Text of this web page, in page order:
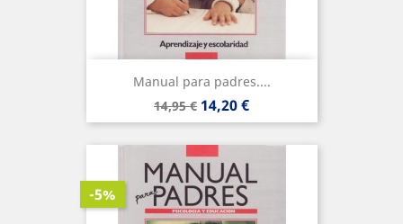
Manual para padres....
Precio
base
14,95 € Precio
14,20 €
-5%